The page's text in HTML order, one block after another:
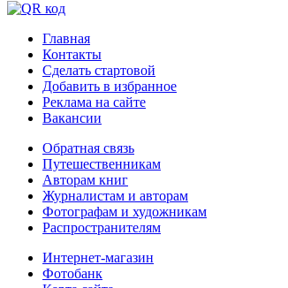
Главная
Контакты
Сделать стартовой
Добавить в избранное
Реклама на сайте
Вакансии
Обратная связь
Путешественникам
Авторам книг
Журналистам и авторам
Фотографам и художникам
Распространителям
Интернет-магазин
Фотобанк